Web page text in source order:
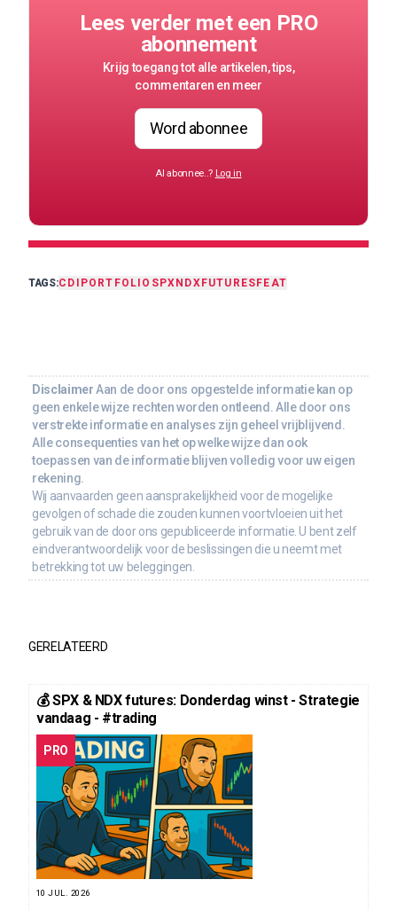
Lees verder met een PRO
abonnement
Krijg toegang tot alle artikelen, tips,
commentaren en meer
Word abonnee
Al abonnee..? Log in
TAGS:CDI PORTFOLIO SPX NDX FUTURES FEAT
Disclaimer Aan de door ons opgestelde informatie kan op
geen enkele wijze rechten worden ontleend. Alle door ons
verstrekte informatie en analyses zijn geheel vrijblijvend.
Alle consequenties van het op welke wijze dan ook
toepassen van de informatie blijven volledig voor uw eigen
rekening.
Wij aanvaarden geen aansprakelijkheid voor de mogelijke
gevolgen of schade die zouden kunnen voortvloeien uit het
gebruik van de door ons gepubliceerde informatie. U bent zelf
eindverantwoordelijk voor de beslissingen die u neemt met
betrekking tot uw beleggingen.
GERELATEERD
💰 SPX & NDX futures: Donderdag winst - Strategie
vandaag - #trading
PRO
10 JUL. 2026